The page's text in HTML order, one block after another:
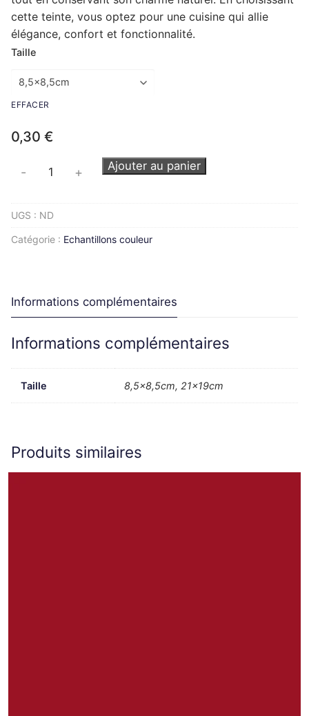
Complément rénovation de cuisine
cette teinte, vous optez pour une cuisine qui allie
élégance, confort et fonctionnalité.
Taille
EFFACER
0,30 €
quantité
Walnut
-
- + Ajouter au panier
UGS : ND
Catégorie : Echantillons couleur
Informations complémentaires
Informations complémentaires
Taille 8,5×8,5cm, 21x19cm
Produits similaires